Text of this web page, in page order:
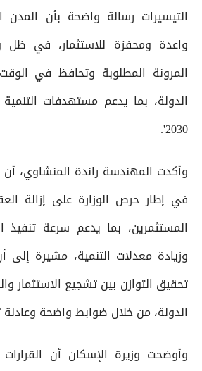
التيسيرات رسالة واضحة بأن المدن
واعدة ومحفزة للاستثمار، في
المرونة المطلوبة وتحافظ في
الدولة، بما يدعم مستهدفات
2030'.
وأكدت المهندسة راندة المنشاوي،
في إطار حرص الوزارة على إزالة
المستثمرين، بما يدعم سرعة تنفيذ
وزيادة معدلات التنمية، مشيرة إلى
تحقيق التوازن بين تشجيع الاستثمار
الدولة، من خلال ضوابط واضحة
وأوضحت وزيرة الإسكان أن